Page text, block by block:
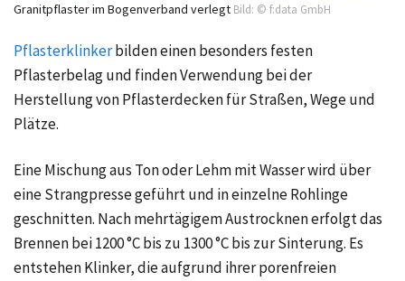
Granitpflaster im Bogenverband verlegt Bild: © f:data GmbH
Pflasterklinkerbilden einen besonders festen
Pflasterbelag und finden Verwendung bei der
Herstellung von Pflasterdecken für Straßen, Wege und
Plätze.
Eine Mischung aus Ton oder Lehm mit Wasser wird über
eine Strangpresse geführt und in einzelne Rohlinge
geschnitten. Nach mehrtägigem Austrocknen erfolgt das
Brennen bei 1200 °C bis zu 1300 °C bis zur Sinterung. Es
entstehen Klinker, die aufgrund ihrer porenfreien